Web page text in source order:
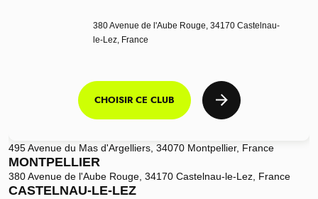
380 Avenue de l'Aube Rouge, 34170 Castelnau-
le-Lez, France
CHOISIR CE CLUB
495 Avenue du Mas d'Argelliers, 34070 Montpellier, France
MONTPELLIER
380 Avenue de l'Aube Rouge, 34170 Castelnau-le-Lez, France
CASTELNAU-LE-LEZ